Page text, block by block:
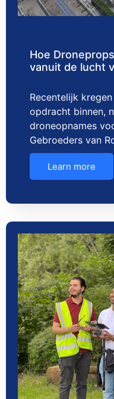
Hoe
vanuit de lucht
Recentelijk
opdracht binnen,
droneopnames
Gebroeders van
Learn more